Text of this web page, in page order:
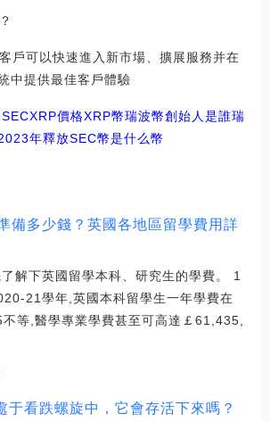
戶可以快速進入新市場、擴展服務并在
中提供最佳客戶體驗
SECXRP價格XRP幣瑞波幣創始人是誰瑞
年釋放SEC幣是什么幣
備多少錢？英國各地區留學費用詳
解下英國留學本科、研究生的學費。 1
21學年,英國本科留學生一年學費在
等,醫學專業學費甚至可高達￡61,435,
看跌螺旋中，它會存活下來嗎？